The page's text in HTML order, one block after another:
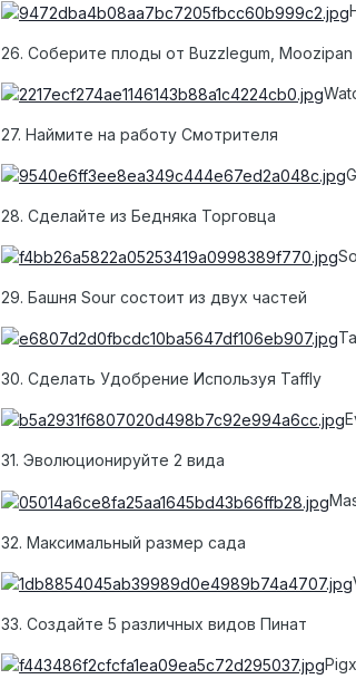
26. Соберите плоды от Buzzlegum, Moozipan
27. Наймите на работу Смотрителя
28. Сделайте из Бедняка Торговца
29. Башня Sour состоит из двух частей
30. Сделать Удобрение Используя Taffly
31. Эволюционируйте 2 вида
32. Максимальный размер сада
33. Создайте 5 различных видов Пинат